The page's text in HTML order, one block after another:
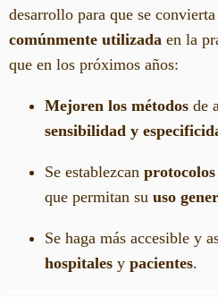
desarrollo para que se
comúnmente utilizada en la
que en los próximos años:
Mejoren los métodos de
sensibilidad y
Se establezcan
que permitan su uso
Se haga más accesible y
hospitales y pacientes.